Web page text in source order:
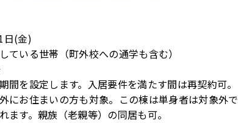
日(金)
ている世帯（町外校への通学も含む）
間を設定します。入居要件を満たす間は再契約可。
にお住まいの方も対象。この棟は単身者は対象外で
ます。親族（老親等）の同居も可。